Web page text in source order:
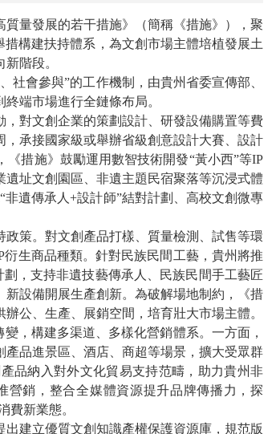
量發展的若干措施》（簡稱《措施》），聚
構建扶持體系，為文創市場主體培植發展土
階段。
會參與”的工作機制，由貴州省委宣傳部、
端市場進行全鏈條布局。
對文創企業的策劃設計、研發設備購置等費
承接國家級或舉辦省級創意設計大賽、設計
措施》鼓勵運用數智技術開發“黃小西”等IP
址文創園區、非遺主題民宿聚落等沉浸式體
遺傳承人+設計師”結對計劃、高校文創微專
策。對文創產品打樣、質量檢測、試售等環
生商品種類。針對民族民間工藝，貴州將推
，支持非遺技藝傳承人、民族民間手工藝匠
設備開展生產創新。為破解場地制約，《措
公、生產、展銷空間，培育壯大市場主體。
，構建多渠道、多樣化營銷體系。一方面，
品進景區、酒店、商超等場景，擴大受眾群
品納入對外文化貿易支持范疇，助力貴州非
營銷，整合全媒體資源提升品牌傳播力，探
費新業態。
建立優質文創知識產權保護資源庫，規范版